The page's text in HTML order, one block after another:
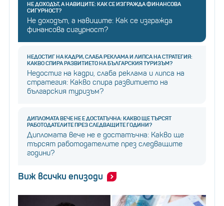
НЕ ДОХОДЪТ, А НАВИЦИТЕ: КАК СЕ ИЗГРАЖДА ФИНАНСОВА
СИГУРНОСТ?
Не доходът, а навиците: Как се изгражда
финансова сигурност?
НЕДОСТИГ НА КАДРИ, СЛАБА РЕКЛАМА И ЛИПСА НА СТРАТЕГИЯ:
КАКВО СПИРА РАЗВИТИЕТО НА БЪЛГАРСКИЯ ТУРИЗЪМ?
Недостиг на кадри, слаба реклама и липса на
стратегия: Какво спира развитието на
българския туризъм?
ДИПЛОМАТА ВЕЧЕ НЕ Е ДОСТАТЪЧНА: КАКВО ЩЕ ТЪРСЯТ
РАБОТОДАТЕЛИТЕ ПРЕЗ СЛЕДВАЩИТЕ ГОДИНИ?
Дипломата вече не е достатъчна: Какво ще
търсят работодателите през следващите
години?
Виж всички епизоди